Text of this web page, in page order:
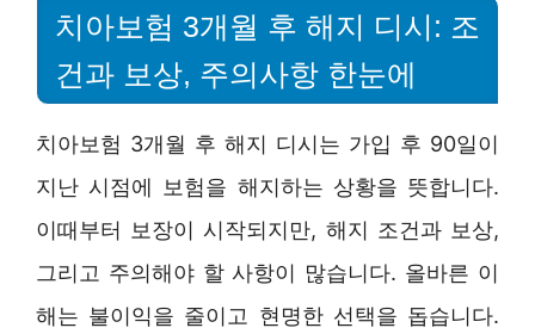
치아보험 3개월 후 해지 디시: 조
건과 보상, 주의사항 한눈에
치아보험 3개월 후 해지 디시는 가입 후 90일이
지난 시점에 보험을 해지하는 상황을 뜻합니다.
이때부터 보장이 시작되지만, 해지 조건과 보상,
그리고 주의해야 할 사항이 많습니다. 올바른 이
해는 불이익을 줄이고 현명한 선택을 돕습니다.